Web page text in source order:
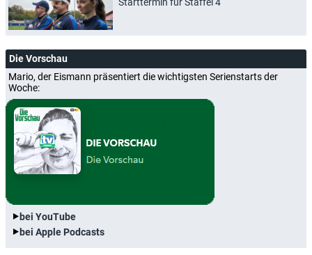
Starttermin für Staffel 4
Die Vorschau
Mario, der Eismann präsentiert die wichtigsten Serienstarts der
Woche:
bei YouTube
bei Apple Podcasts